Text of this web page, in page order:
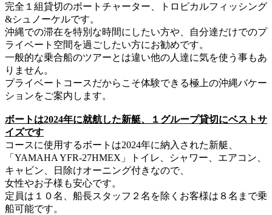
完全１組貸切のボートチャーター、トロピカルフィッシング
&シュノーケルです。
沖縄での滞在を特別な時間にしたい方や、自分達だけでのプ
ライベート空間を過ごしたい方にお勧めです。
一般的な乗合船のツアーとは違い他の人達に気を使う事もあ
りません。
プライベートコースだからこそ体験できる極上の沖縄バケー
ションをご案内します。
ボートは2024年に就航した新艇、１グループ貸切にベストサ
イズです
コースに使用するボートは2024年に納入された新艇、
「YAMAHA YFR-27HMEX」トイレ、シャワー、エアコン、
キャビン、日除けオーニング付きなので、
女性やお子様も安心です。
定員は１０名、船長スタッフ２名を除くお客様は８名まで乗
船可能です。